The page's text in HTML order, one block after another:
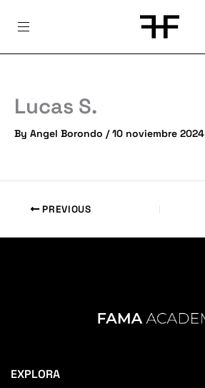
Lucas S.
By Angel Borondo /10 noviembre 2024
PREVIOUS
EXPLORA